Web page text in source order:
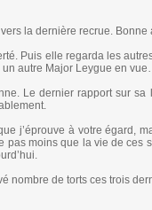
la dernière recrue.
Puis elle regarda les
autre Major Leygue en
Le dernier rapport sur
j’éprouve à votre égard,
pas moins que la vie de
nombre de torts ces trois